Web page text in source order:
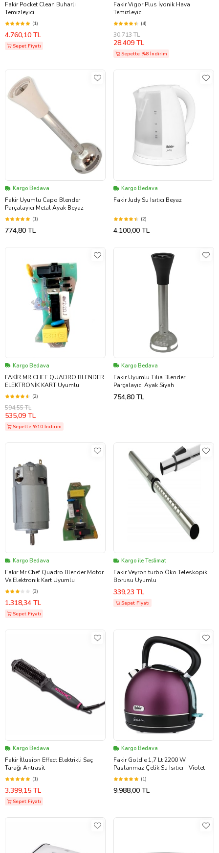
Fakir Pocket Clean Buharlı
Temizleyici
(1)
4.760,10 TL
Sepet Fiyatı
Fakir Vigor Plus İyonik Hava
Temizleyici
(4)
30.713 TL
28.409 TL
Sepette %8 İndirim
Kargo Bedava
Fakir Uyumlu Capo Blender
Parçalayıcı Metal Ayak Beyaz
(1)
774,80 TL
Kargo Bedava
Fakir Judy Su Isıtıcı Beyaz
(2)
4.100,00 TL
Kargo Bedava
FAKİR MR.CHEF QUADRO BLENDER
ELEKTRONİK KART Uyumlu
(2)
594,55 TL
535,09 TL
Sepette %10 İndirim
Kargo Bedava
Fakir Uyumlu Tilia Blender
Parçalayıcı Ayak Siyah
754,80 TL
Kargo Bedava
Fakir Mr Chef Quadro Blender Motor
Ve Elektronik Kart Uyumlu
(3)
1.318,34 TL
Sepet Fiyatı
Kargo ile Teslimat
Fakir Veyron turbo Öko Teleskopik
Borusu Uyumlu
339,23 TL
Sepet Fiyatı
Kargo Bedava
Fakir İllusion Effect Elektrikli Saç
Tarağı Antrasit
(1)
3.399,15 TL
Sepet Fiyatı
Kargo Bedava
Fakir Goldie 1,7 Lt 2200 W
Paslanmaz Çelik Su Isıtıcı - Violet
(1)
9.988,00 TL